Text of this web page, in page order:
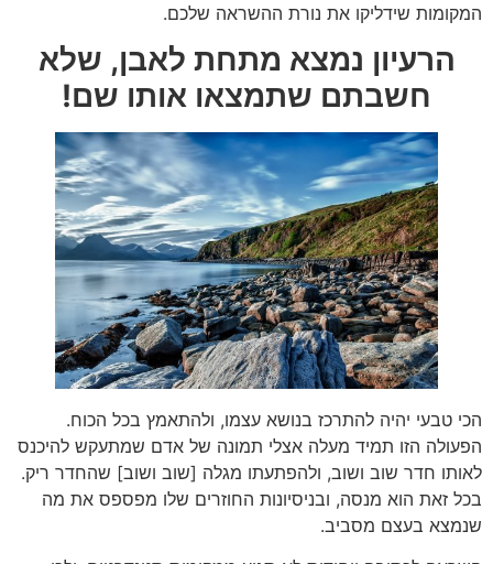
המקומות שידליקו את נורת ההשראה שלכם.
הרעיון נמצא מתחת לאבן, שלא
חשבתם שתמצאו אותו שם!
הכי טבעי יהיה להתרכז בנושא עצמו, ולהתאמץ בכל הכוח.
הפעולה הזו תמיד מעלה אצלי תמונה של אדם שמתעקש להיכנס
לאותו חדר שוב ושוב, ולהפתעתו מגלה [שוב ושוב] שהחדר ריק.
בכל זאת הוא מנסה, ובניסיונות החוזרים שלו מפספס את מה
שנמצא בעצם מסביב.